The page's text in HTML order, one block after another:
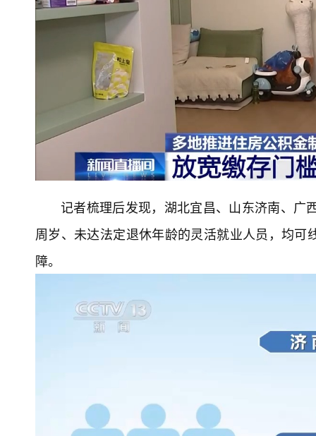
记者梳理后发现，湖北宜昌、山东济南、广
周岁、未达法定退休年龄的灵活就业人员，均
障。